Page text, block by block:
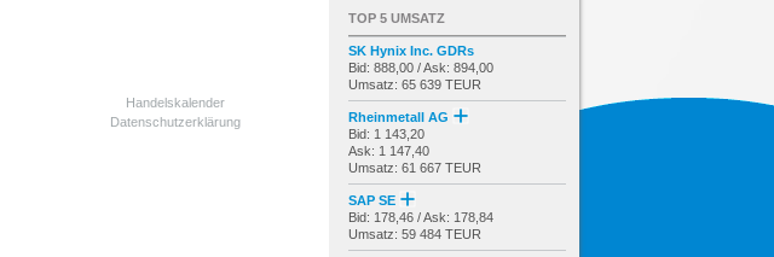
Handelskalender
Datenschutzerklärung
TOP 5 UMSATZ
SK Hynix Inc. GDRs
Bid: 888,00 / Ask: 894,00
Umsatz: 65 639 TEUR
Rheinmetall AG
Bid: 1 143,20
Ask: 1 147,40
Umsatz: 61 667 TEUR
SAP SE
Bid: 178,46 / Ask: 178,84
Umsatz: 59 484 TEUR